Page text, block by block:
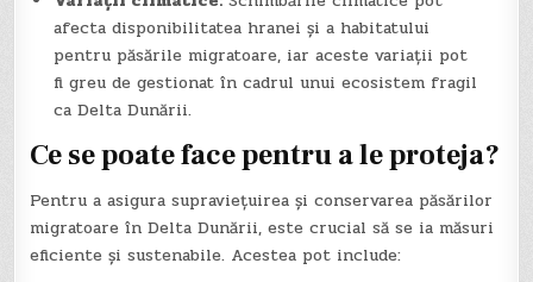
afecta disponibilitatea hranei și a habitatului
pentru păsările migratoare, iar aceste variații pot
fi greu de gestionat în cadrul unui ecosistem fragil
ca Delta Dunării.
Ce se poate face pentru a le proteja?
Pentru a asigura supraviețuirea și conservarea păsărilor
migratoare în Delta Dunării, este crucial să se ia măsuri
eficiente și sustenabile. Acestea pot include: